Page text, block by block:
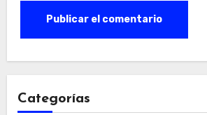
Categorías